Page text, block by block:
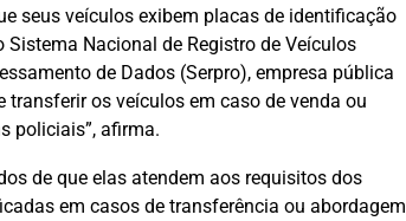
seus veículos exibem placas de identificação
Nacional de Registro de Veículos
de Dados (Serpro), empresa pública
os veículos em caso de venda ou
policiais”, afirma.
de que elas atendem aos requisitos dos
em casos de transferência ou abordagem